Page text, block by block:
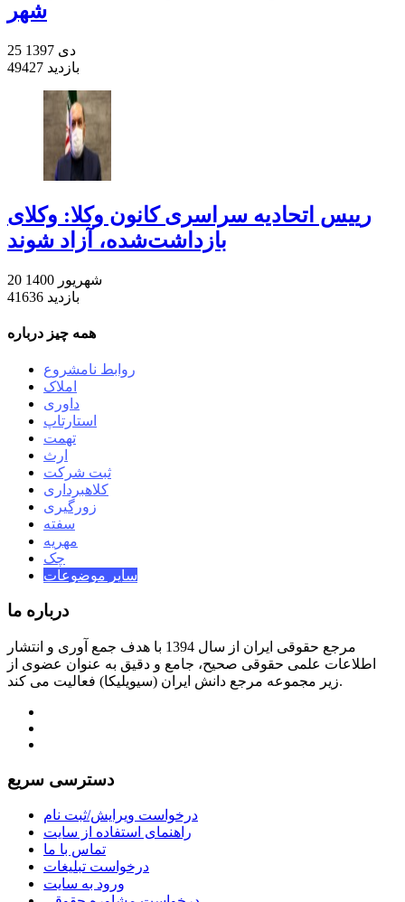
شهر
25 دی 1397
49427 بازدید
رییس اتحادیه سراسری کانون وکلا: وکلای
بازداشت‌شده، آزاد شوند
20 شهریور 1400
41636 بازدید
همه چیز درباره
روابط نامشروع
املاک
داوری
استارتاپ
تهمت
ارث
ثبت شرکت
کلاهبرداری
زورگیری
سفته
مهریه
چک
سایر موضوعات
درباره ما
مرجع حقوقی ایران از سال 1394 با هدف جمع آوری و انتشار
اطلاعات علمی حقوقی صحیح، جامع و دقیق به عنوان عضوی از
زیر مجموعه مرجع دانش ایران (سیویلیکا) فعالیت می کند.
دسترسی سریع
درخواست ویرایش/ثبت نام
راهنمای استفاده از سایت
تماس با ما
درخواست تبلیغات
ورود به سایت